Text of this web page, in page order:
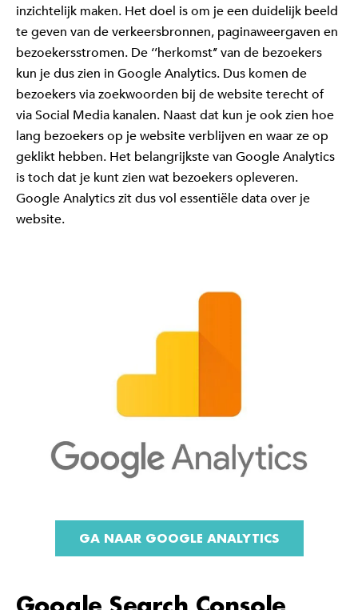
inzichtelijk maken. Het doel is om je een duidelijk beeld
te geven van de verkeersbronnen, paginaweergaven en
bezoekersstromen. De ‘’herkomst’’ van de bezoekers
kun je dus zien in Google Analytics. Dus komen de
bezoekers via zoekwoorden bij de website terecht of
via Social Media kanalen. Naast dat kun je ook zien hoe
lang bezoekers op je website verblijven en waar ze op
geklikt hebben. Het belangrijkste van Google Analytics
is toch dat je kunt zien wat bezoekers opleveren.
Google Analytics zit dus vol essentiële data over je
website.
GA NAAR GOOGLE ANALYTICS